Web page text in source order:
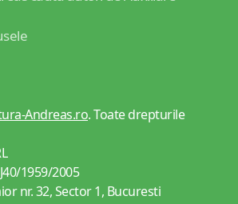
Andreas.ro. Toate drepturile
1959/2005
nr. 32, Sector 1, Bucuresti